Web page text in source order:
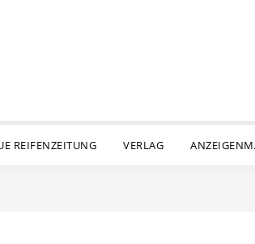
REIFENZEITUNG VERLAG